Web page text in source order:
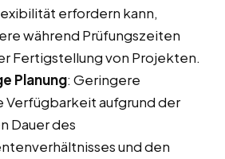
erfordern kann,
während Prüfungszeiten
Fertigstellung von Projekten.
Planung: Geringere
Verfügbarkeit aufgrund der
Dauer des
und den